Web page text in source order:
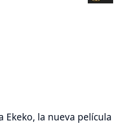
Ekeko, la nueva película